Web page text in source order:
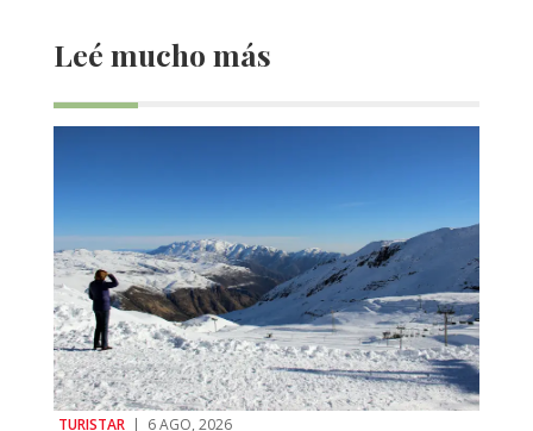
Leé mucho más
TURISTAR | 6 AGO, 2026